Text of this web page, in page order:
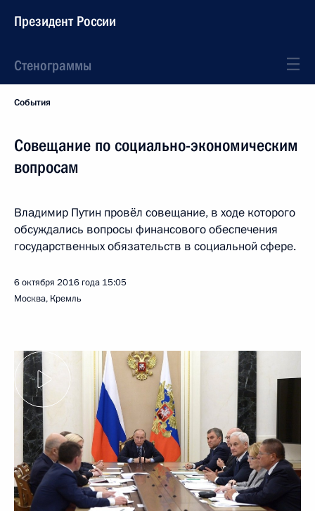
Президент России
Стенограммы
События
Совещание по социально-экономическим
вопросам
Владимир Путин провёл совещание, в ходе которого
обсуждались вопросы финансового обеспечения
государственных обязательств в социальной сфере.
6 октября 2016 года 15:05
Москва, Кремль